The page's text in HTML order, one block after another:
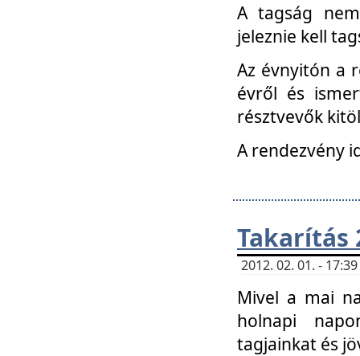
A tagság
jeleznie kell
Az évnyitón a
évről és
résztvevők
A rendezvény
Takarítás
2012. 02. 01. -
Mivel a mai
holnapi
tagjainkat és